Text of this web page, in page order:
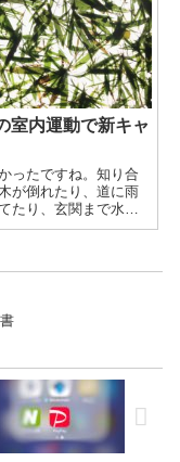
室内運動で新キャ
ったですね。知り合
が倒れたり、道に雨
たり、玄関まで水が
海沿いでは風が強く